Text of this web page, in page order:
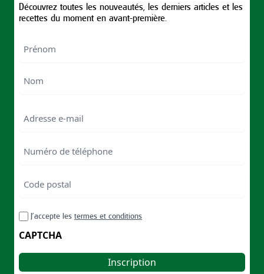
Découvrez toutes les nouveautés, les derniers articles et les
recettes du moment en avant-première.
de
postal
postal
RGPDJ’accepte les termes et conditions
CAPTCHA